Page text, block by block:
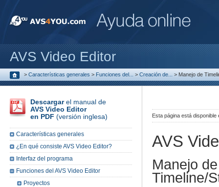
AVS Video Editor
> Características generales > Funciones del... > Creación de... > Manejo de
Esta página está disponible
AVS
Manejo de
Timeline/
Descargarel manual de
AVS Video Editor
en PDF (versión inglesa)
Características generales
¿En qué consiste AVS Video Editor?
Interfaz del programa
Funciones del AVS Video Editor
Proyectos